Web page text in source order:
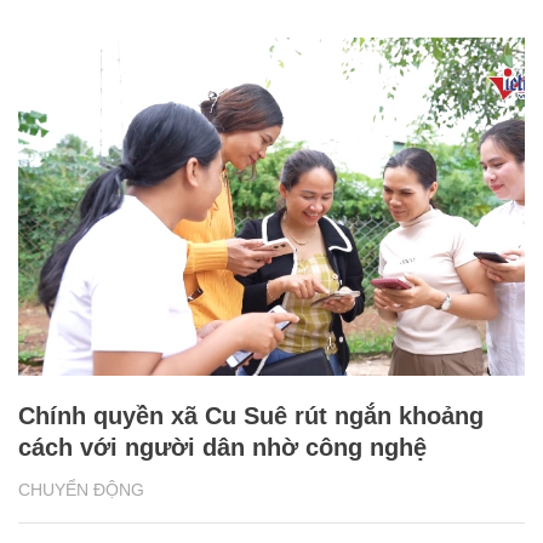
CHUYỂN ĐỘNG
Chính quyền xã Cu Suê rút ngắn khoảng
cách với người dân nhờ công nghệ